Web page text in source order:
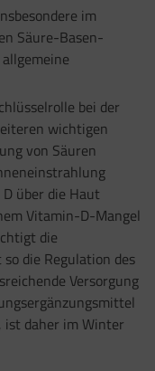
im
Säure-Basen-
bei der
wichtigen
von Säuren
über die Haut
Vitamin-D-Mangel
die
die Regulation des
Versorgung
ist daher im Winter